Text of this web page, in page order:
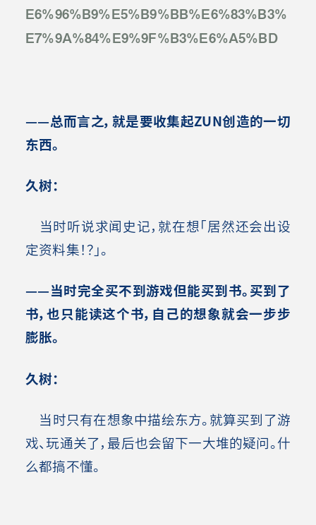
E6%96%B9%E5%B9%BB%E6%83%B3%
E7%9A%84%E9%9F%B3%E6%A5%BD
——总而言之，就是要收集起ZUN创造的一切
东西。
久树：
当时听说求闻史记，就在想「居然还会出设
定资料集！？」。
——当时完全买不到游戏但能买到书。买到了
书，也只能读这个书，自己的想象就会一步步
膨胀。
久树：
当时只有在想象中描绘东方。就算买到了游
戏、玩通关了，最后也会留下一大堆的疑问。什
么都搞不懂。